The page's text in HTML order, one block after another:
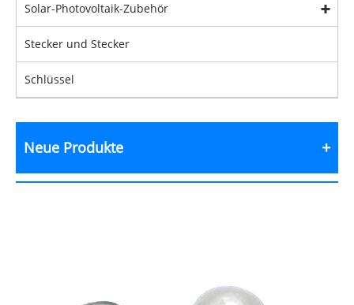
Solar-Photovoltaik-Zubehör
Stecker und Stecker
Schlüssel
Neue Produkte